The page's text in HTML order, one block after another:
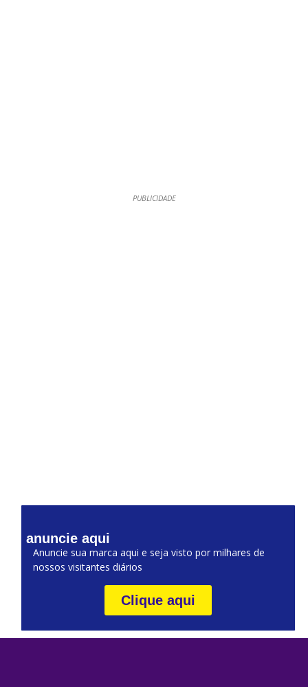
PUBLICIDADE
anuncie aqui
Anuncie sua marca aqui e seja visto por milhares de
nossos visitantes diários
Clique aqui